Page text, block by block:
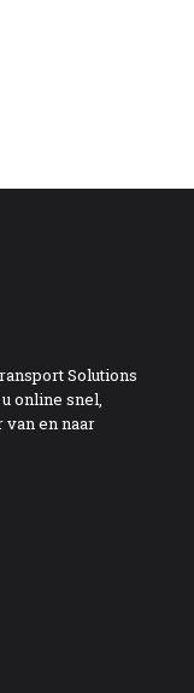
Solutions
online snel,
en naar